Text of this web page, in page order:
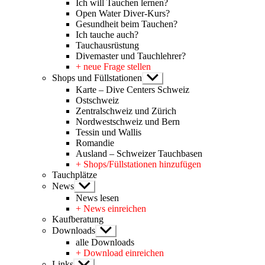
Ich will Tauchen lernen?
Open Water Diver-Kurs?
Gesundheit beim Tauchen?
Ich tauche auch?
Tauchausrüstung
Divemaster und Tauchlehrer?
+ neue Frage stellen
Shops und Füllstationen Untermenü
anzeigen
Karte – Dive Centers Schweiz
Ostschweiz
Zentralschweiz und Zürich
Nordwestschweiz und Bern
Tessin und Wallis
Romandie
Ausland – Schweizer Tauchbasen
+ Shops/Füllstationen hinzufügen
Tauchplätze
News Untermenü
anzeigen
News lesen
+ News einreichen
Kaufberatung
Downloads Untermenü
anzeigen
alle Downloads
+ Download einreichen